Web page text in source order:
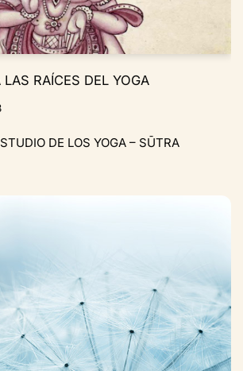
RAÍCES DEL YOGA
DE LOS YOGA – SŪTRA